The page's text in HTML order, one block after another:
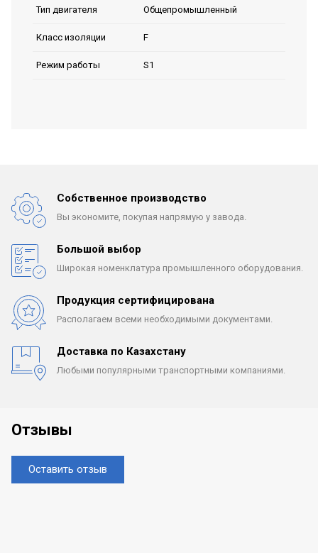
Тип двигателя Общепромышленный
Класс изоляции F
Режим работы S1
Собственное производство
Вы экономите, покупая напрямую у завода.
Большой выбор
Широкая номенклатура промышленного оборудования.
Продукция сертифицирована
Располагаем всеми необходимыми документами.
Доставка по Казахстану
Любыми популярными транспортными компаниями.
Отзывы
Оставить отзыв